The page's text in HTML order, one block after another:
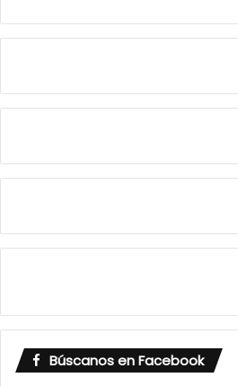
Búscanos en Facebook